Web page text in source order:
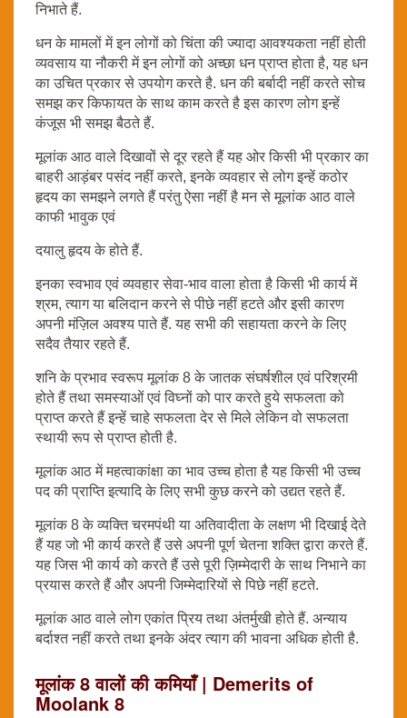
निभाते हैं.
धन के मामलों में इन लोगों को चिंता की ज्यादा आवश्यकता नहीं होती
व्यवसाय या नौकरी में इन लोगों को अच्छा धन प्राप्त होता है, यह धन
का उचित प्रकार से उपयोग करते है. धन की बर्बादी नहीं करते सोच
समझ कर किफायत के साथ काम करते है इस कारण लोग इन्हें
कंजूस भी समझ बैठते हैं.
मूलांक आठ वाले दिखावों से दूर रहते हैं यह ओर किसी भी प्रकार का
बाहरी आड़ंबर पसंद नहीं करते, इनके व्यवहार से लोग इन्हें कठोर
हृदय का समझने लगते हैं परंतु ऐसा नहीं है मन से मूलांक आठ वाले
काफी भावुक एवं
दयालु हृदय के होते हैं.
इनका स्वभाव एवं व्यवहार सेवा-भाव वाला होता है किसी भी कार्य में
श्रम, त्याग या बलिदान करने से पीछे नहीं हटते और इसी कारण
अपनी मंज़िल अवश्य पाते हैं. यह सभी की सहायता करने के लिए
सदैव तैयार रहते हैं.
शनि के प्रभाव स्वरूप मूलांक 8 के जातक संघर्षशील एवं परिश्रमी
होते हैं तथा समस्याओं एवं विघ्नों को पार करते हुये सफलता को
प्राप्त करते हैं इन्हें चाहे सफलता देर से मिले लेकिन वो सफलता
स्थायी रूप से प्राप्त होती है.
मूलांक आठ में महत्वाकांक्षा का भाव उच्च होता है यह किसी भी उच्च
पद की प्राप्ति इत्यादि के लिए सभी कुछ करने को उद्यत रहते हैं.
मूलांक 8 के व्यक्ति चरमपंथी या अतिवादीता के लक्षण भी दिखाई देते
हैं यह जो भी कार्य करते हैं उसे अपनी पूर्ण चेतना शक्ति द्वारा करते हैं.
यह जिस भी कार्य को करते हैं उसे पूरी ज़िम्मेदारी के साथ निभाने का
प्रयास करते हैं और अपनी जिम्मेदारियों से पिछे नहीं हटते.
मूलांक आठ वाले लोग एकांत प्रिय तथा अंतर्मुखी होते हैं. अन्याय
बर्दाश्त नहीं करते तथा इनके अंदर त्याग की भावना अधिक होती है.
मूलांक 8 वालों की कमियाँ | Demerits of
Moolank 8